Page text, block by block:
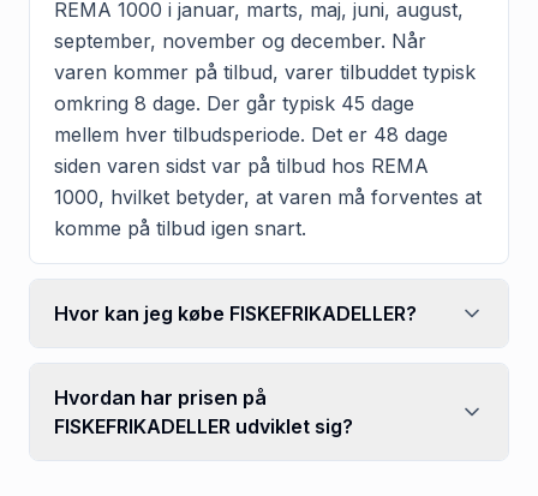
REMA 1000 i januar, marts, maj, juni, august,
september, november og december. Når
varen kommer på tilbud, varer tilbuddet typisk
omkring 8 dage. Der går typisk 45 dage
mellem hver tilbudsperiode. Det er 48 dage
siden varen sidst var på tilbud hos REMA
1000, hvilket betyder, at varen må forventes at
komme på tilbud igen snart.
Hvor kan jeg købe FISKEFRIKADELLER?
Hvordan har prisen på
FISKEFRIKADELLER udviklet sig?